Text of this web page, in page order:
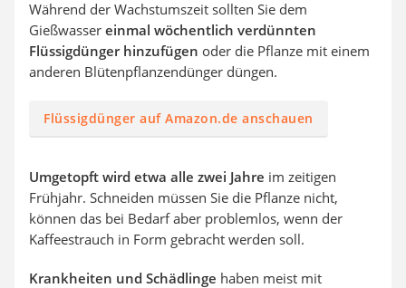
Während der Wachstumszeit sollten Sie dem
Gießwasser einmal wöchentlich verdünnten
Flüssigdünger hinzufügen oder die Pflanze mit einem
anderen Blütenpflanzendünger düngen.
Flüssigdünger auf Amazon.de anschauen
Umgetopft wird etwa alle zwei Jahre im zeitigen
Frühjahr. Schneiden müssen Sie die Pflanze nicht,
können das bei Bedarf aber problemlos, wenn der
Kaffeestrauch in Form gebracht werden soll.
Krankheiten und Schädlinge haben meist mit